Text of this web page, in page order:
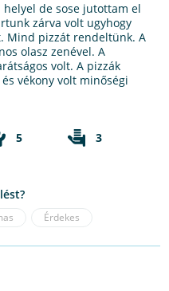
helyel de sose jutottam el
zárva volt ugyhogy
Mind pizzát rendeltünk. A
olasz zenével. A
volt. A pizzák
vékony volt minőségi
5
3
Érdekes